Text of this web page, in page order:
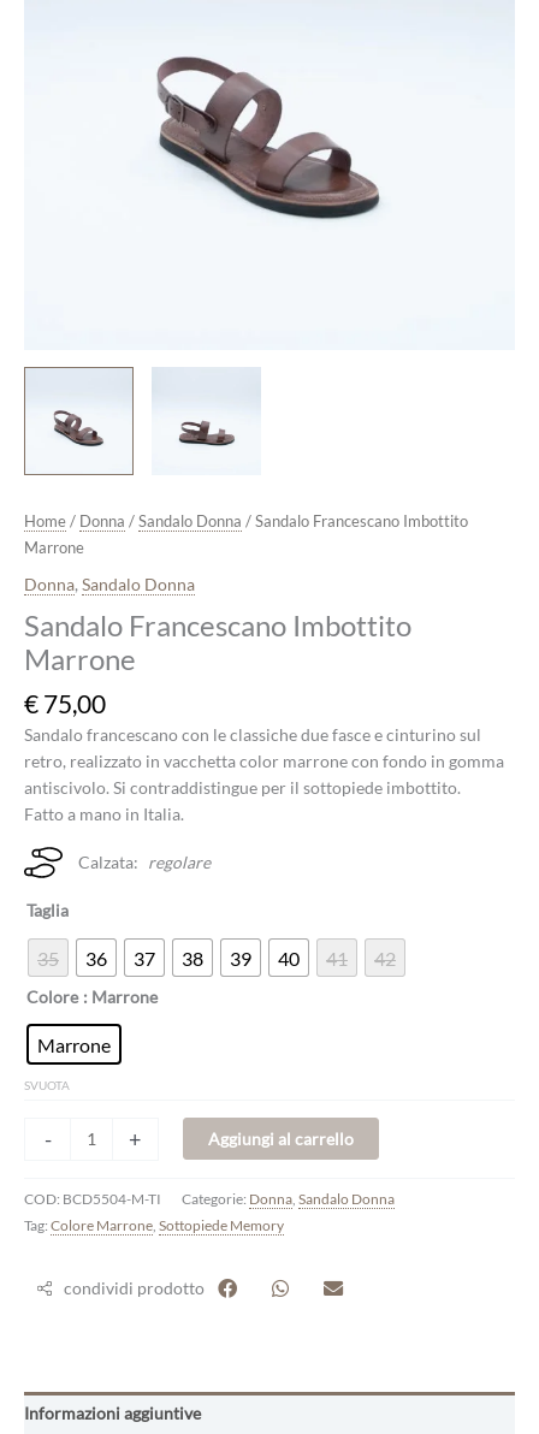
Home / Donna / Sandalo Donna / Sandalo Francescano Imbottito
Marrone
Donna, Sandalo Donna
Sandalo Francescano Imbottito
Marrone
€ 75,00
Sandalo francescano con le classiche due fasce e cinturino sul
retro, realizzato in vacchetta color marrone con fondo in gomma
antiscivolo. Si contraddistingue per il sottopiede imbottito.
Fatto a mano in Italia.
Calzata: regolare
Taglia
35 36 37 38 39 40 41 42
Colore : Marrone
Marrone
SVUOTA
- + Aggiungi al carrello
COD: BCD5504-M-TI Categorie: Donna Sandalo Donna
Tag: Colore Marrone Sottopiede Memory
condividi prodotto
Informazioni aggiuntive